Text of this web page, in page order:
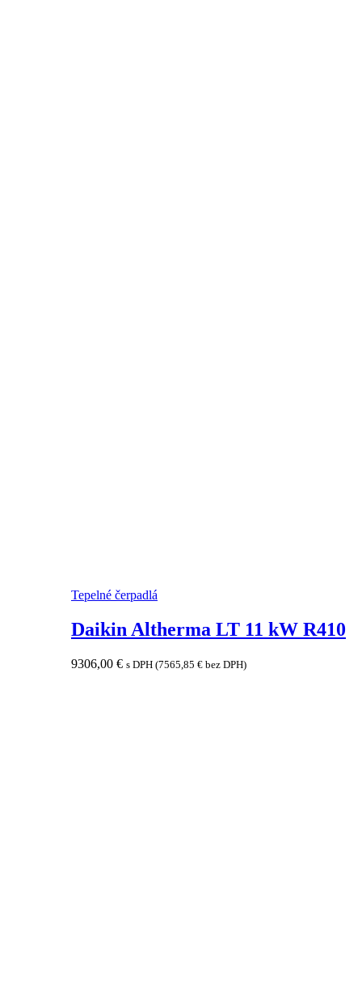
Tepelné čerpadlá
Daikin Altherma LT 11 kW R410
9306,00 € s DPH (7565,85 € bez DPH)